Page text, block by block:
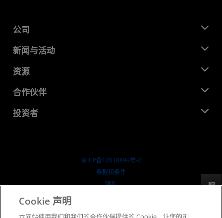
反馈
公司
关于 AMD
企业责任
就业机会
联系我们
新闻与活动
新闻中心
媒体库
资源
开发中心
成功案例
合作伙伴
AMD 合作伙伴中心
投资者
京ICP备12018899号-2
​条款和条件
隐私
Cookie 声明